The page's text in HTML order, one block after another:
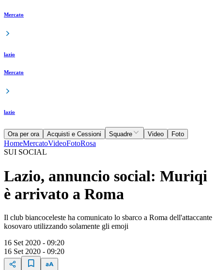
Mercato
lazio
Mercato
lazio
Ora per ora Acquisti e Cessioni Squadre Video Foto
HomeMercatoVideoFotoRosa
SUI SOCIAL
Lazio, annuncio social: Muriqi
è arrivato a Roma
Il club biancoceleste ha comunicato lo sbarco a Roma dell'attaccante
kosovaro utilizzando solamente gli emoji
16 Set 2020 - 09:20
16 Set 2020 - 09:20